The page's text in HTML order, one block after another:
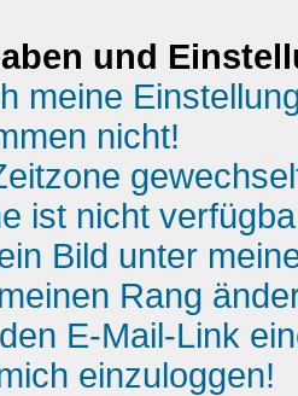
und
meine
nicht!
ist nicht
Bild unter
Rang
E-Mail-Link
einzuloggen!